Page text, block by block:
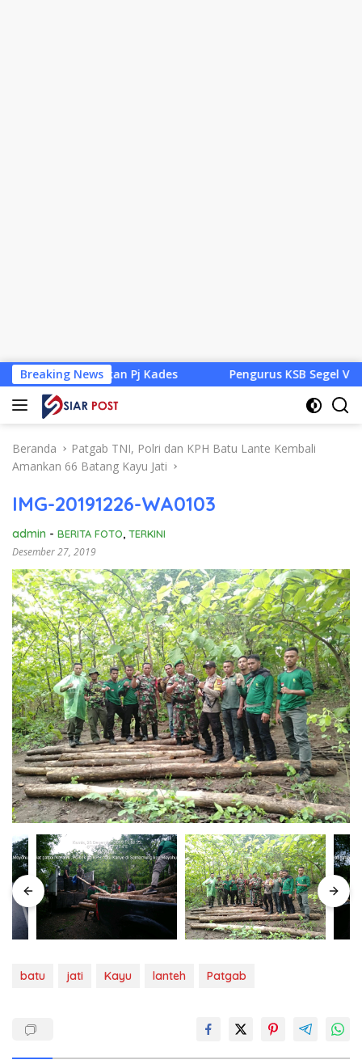
Langsung
ke
konten
Breaking News
Pj Kades Pengurus KSB Segel Venue Panjat
Beranda
Patgab TNI, Polri dan KPH Batu Lante Kembali
Amankan 66 Batang Kayu Jati
IMG-20191226-WA0103
admin - BERITA FOTO, TERKINI
Desember 27, 2019
batu jati Kayu lanteh Patgab